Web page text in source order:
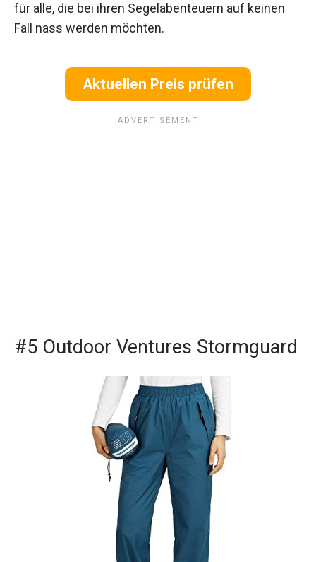
für alle, die bei ihren Segelabenteuern auf keinen
Fall nass werden möchten.
Aktuellen Preis prüfen
#5 Outdoor Ventures Stormguard